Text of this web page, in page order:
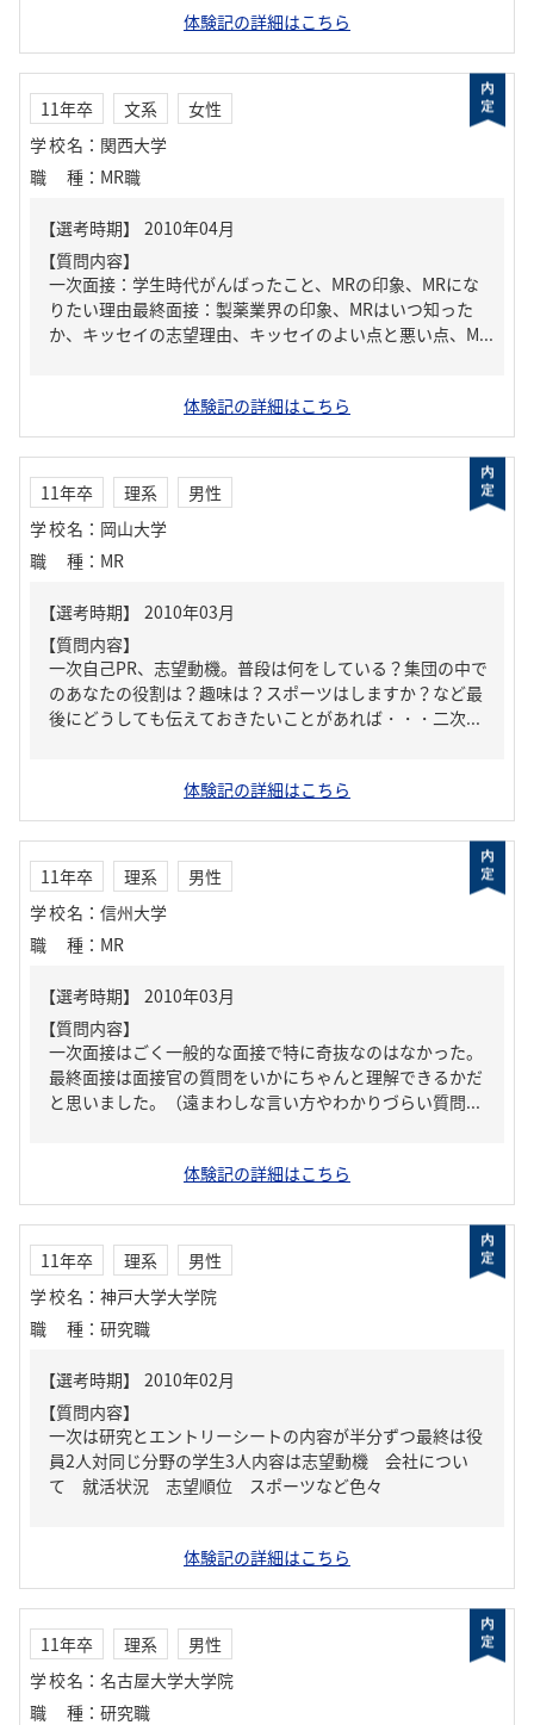
体験記の詳細はこちら
11年卒 文系
女性
学校名 ： 関西大学
職種 ： MR職
【質問内容】
一次面接：学生時代がんばったこと、MRの印象、MRにな
りたい理由最終面接：製薬業界の印象、MRはいつ知った
か、キッセイの志望理由、キッセイのよい点と悪い点、M...
体験記の詳細はこちら
11年卒 理系
男性
学校名 ： 岡山大学
職種 ： MR
【質問内容】
一次自己PR、志望動機。普段は何をしている？集団の中で
のあなたの役割は？趣味は？スポーツはしますか？など最
後にどうしても伝えておきたいことがあれば・・・二次...
体験記の詳細はこちら
11年卒 理系
男性
学校名 ： 信州大学
職種 ： MR
【質問内容】
一次面接はごく一般的な面接で特に奇抜なのはなかった。
最終面接は面接官の質問をいかにちゃんと理解できるかだ
と思いました。（遠まわしな言い方やわかりづらい質問...
体験記の詳細はこちら
11年卒 理系
男性
学校名 ： 神戸大学大学院
職種 ： 研究職
【質問内容】
一次は研究とエントリーシートの内容が半分ずつ最終は役
員2人対同じ分野の学生3人内容は志望動機 会社につい
て 就活状況 志望順位 スポーツなど色々
体験記の詳細はこちら
11年卒 理系
男性
学校名 ： 名古屋大学大学院
職種 ： 研究職